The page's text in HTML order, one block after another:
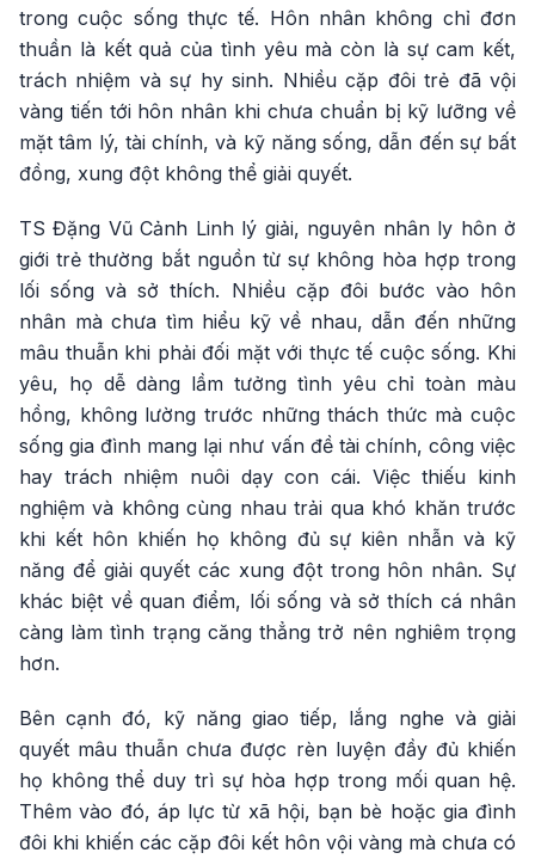
trong cuộc sống thực tế. Hôn nhân không chỉ đơn
thuần là kết quả của tình yêu mà còn là sự cam kết,
trách nhiệm và sự hy sinh. Nhiều cặp đôi trẻ đã vội
vàng tiến tới hôn nhân khi chưa chuẩn bị kỹ lưỡng về
mặt tâm lý, tài chính, và kỹ năng sống, dẫn đến sự bất
đồng, xung đột không thể giải quyết.
TS Đặng Vũ Cảnh Linh lý giải, nguyên nhân ly hôn ở
giới trẻ thường bắt nguồn từ sự không hòa hợp trong
lối sống và sở thích. Nhiều cặp đôi bước vào hôn
nhân mà chưa tìm hiểu kỹ về nhau, dẫn đến những
mâu thuẫn khi phải đối mặt với thực tế cuộc sống. Khi
yêu, họ dễ dàng lầm tưởng tình yêu chỉ toàn màu
hồng, không lường trước những thách thức mà cuộc
sống gia đình mang lại như vấn đề tài chính, công việc
hay trách nhiệm nuôi dạy con cái. Việc thiếu kinh
nghiệm và không cùng nhau trải qua khó khăn trước
khi kết hôn khiến họ không đủ sự kiên nhẫn và kỹ
năng để giải quyết các xung đột trong hôn nhân. Sự
khác biệt về quan điểm, lối sống và sở thích cá nhân
càng làm tình trạng căng thẳng trở nên nghiêm trọng
hơn.
Bên cạnh đó, kỹ năng giao tiếp, lắng nghe và giải
quyết mâu thuẫn chưa được rèn luyện đầy đủ khiến
họ không thể duy trì sự hòa hợp trong mối quan hệ.
Thêm vào đó, áp lực từ xã hội, bạn bè hoặc gia đình
đôi khi khiến các cặp đôi kết hôn vội vàng mà chưa có